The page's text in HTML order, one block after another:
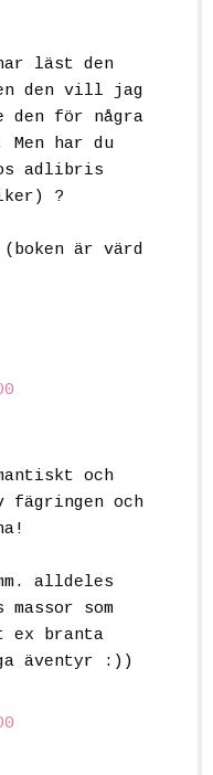
läst den
den vill jag
den för några
Men har du
adlibris
?
är värd
och
och
alldeles
som
branta
äventyr :))